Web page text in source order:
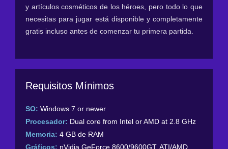
y artículos cosméticos de los héroes, pero todo lo que
necesitas para jugar está disponible y completamente
gratis incluso antes de comenzar tu primera partida.
Requisitos Mínimos
SO: Windows 7 or newer
Procesador: Dual core from Intel or AMD at 2.8 GHz
Memoria: 4 GB de RAM
Gráficos: nVidia GeForce 8600/9600GT, ATI/AMD